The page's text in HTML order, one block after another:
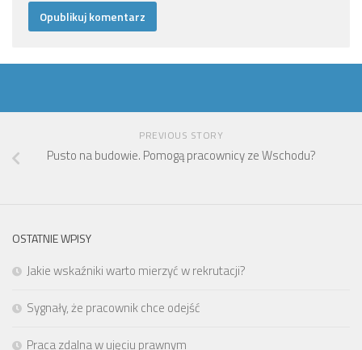
PREVIOUS STORY
Pusto na budowie. Pomogą pracownicy ze Wschodu?
OSTATNIE WPISY
Jakie wskaźniki warto mierzyć w rekrutacji?
Sygnały, że pracownik chce odejść
Praca zdalna w ujęciu prawnym